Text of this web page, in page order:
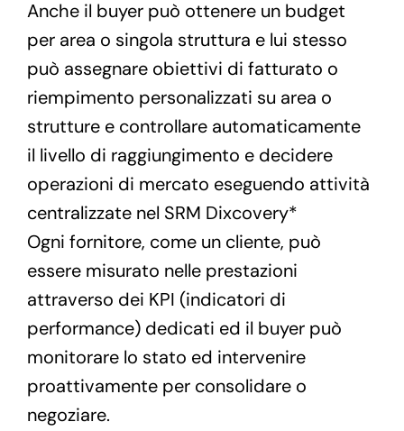
Anche il buyer può ottenere un budget
per area o singola struttura e lui stesso
può assegnare obiettivi di fatturato o
riempimento personalizzati su area o
strutture e controllare automaticamente
il livello di raggiungimento e decidere
operazioni di mercato eseguendo attività
centralizzate nel SRM Dixcovery*
Ogni fornitore, come un cliente, può
essere misurato nelle prestazioni
attraverso dei KPI (indicatori di
performance) dedicati ed il buyer può
monitorare lo stato ed intervenire
proattivamente per consolidare o
negoziare.